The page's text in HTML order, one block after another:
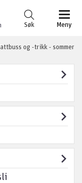
Meny
Søk
og -trikk - sommer